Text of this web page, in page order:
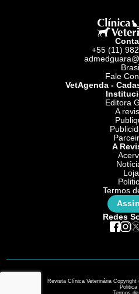
+55 (11)
Brasil
Fale
VetAgenda -
Editora
A
A
Loja
Termos
Redes
Revista Clínica Veterinária Copyright
Politica